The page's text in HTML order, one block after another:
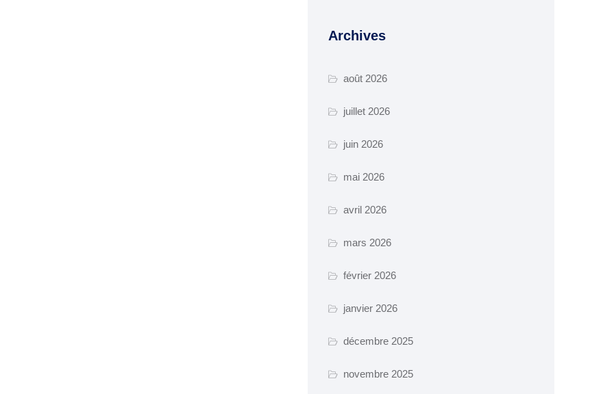
Archives
août 2026
juillet 2026
juin 2026
mai 2026
avril 2026
mars 2026
février 2026
janvier 2026
décembre 2025
novembre 2025